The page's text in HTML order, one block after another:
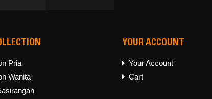
Us on
Pria
Wanita
YOUR ACCOUNT
Your Account
Cart